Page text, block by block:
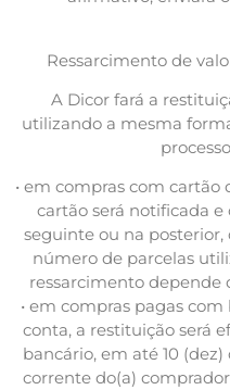
Ressarcimento de
A Dicor fará a
utilizando a mesma
• em compras com
cartão será notificada
seguinte ou na posterior,
número de parcelas
ressarcimento depende
• em compras pagas
conta, a restituição será
bancário, em até 10
corrente do(a)